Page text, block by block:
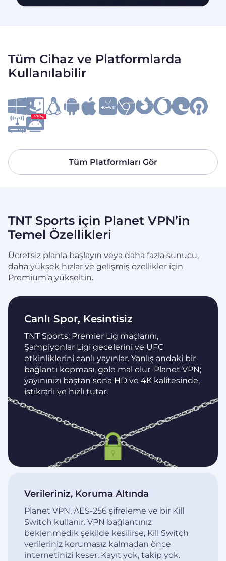
Tüm Cihaz ve Platformlarda
Kullanılabilir
YENI
Tüm Platformları Gör
TNT Sports için Planet VPN’in
Temel Özellikleri
Ücretsiz planla başlayın veya daha fazla sunucu,
daha yüksek hızlar ve gelişmiş özellikler için
Premium’a yükseltin.
Canlı Spor, Kesintisiz
TNT Sports; Premier Lig maçlarını,
Şampiyonlar Ligi gecelerini ve UFC
etkinliklerini canlı yayınlar. Yanlış andaki bir
bağlantı kopması, gole mal olur. Planet VPN;
yayınınızı baştan sona HD ve 4K kalitesinde,
istikrarlı ve hızlı tutar.
Verileriniz, Koruma Altında
Planet VPN, AES-256 şifreleme ve bir Kill
Switch kullanır. VPN bağlantınız
beklenmedik şekilde kesilirse, Kill Switch
verileriniz korumasız kalmadan önce
internetinizi keser. Kayıt yok, takip yok.